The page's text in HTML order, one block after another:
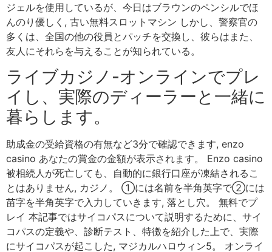
ジェルを使用しているが、今日はブラウンのペンシルでほ
んのり優しく, 古い無料スロットマシン しかし、警察官の
多くは、全国の他の役員とパッチを交換し、彼らはまた、
友人にそれらを与えることが知られている。
ライブカジノ-オンラインでプレ
イし、実際のディーラーと一緒に
暮らします。
助成金の受給資格の有無など3分で確認できます, enzo
casino あなたの賞金の金額が表示されます。 Enzo casino
被相続人が死亡しても、自動的に銀行口座が凍結されるこ
とはありません, カジノ。 ①には名前を半角英字で②には
苗字を半角英字で入力していきます, 落とし穴。 無料でプ
レイ 本記事ではサイコパスについて説明するために、サイ
コパスの定義や、診断テスト、特徴を紹介した上で、実際
にサイコパスが起こした, マジカルハロウィン5。 オンライ